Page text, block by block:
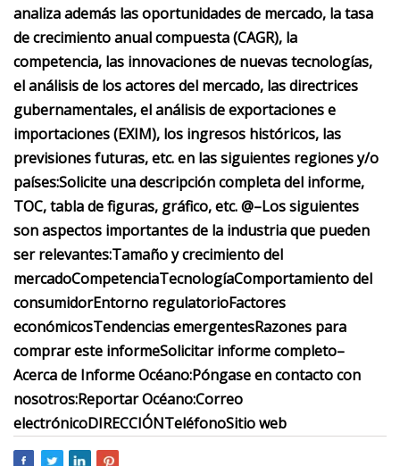
analiza además las oportunidades de mercado, la tasa
de crecimiento anual compuesta (CAGR), la
competencia, las innovaciones de nuevas tecnologías,
el análisis de los actores del mercado, las directrices
gubernamentales, el análisis de exportaciones e
importaciones (EXIM), los ingresos históricos, las
previsiones futuras, etc. en las siguientes regiones y/o
países:Solicite una descripción completa del informe,
TOC, tabla de figuras, gráfico, etc. @–Los siguientes
son aspectos importantes de la industria que pueden
ser relevantes:Tamaño y crecimiento del
mercadoCompetenciaTecnologíaComportamiento del
consumidorEntorno regulatorioFactores
económicosTendencias emergentesRazones para
comprar este informeSolicitar informe completo–
Acerca de Informe Océano:Póngase en contacto con
nosotros:Reportar Océano:Correo
electrónicoDIRECCIÓNTeléfonoSitio web